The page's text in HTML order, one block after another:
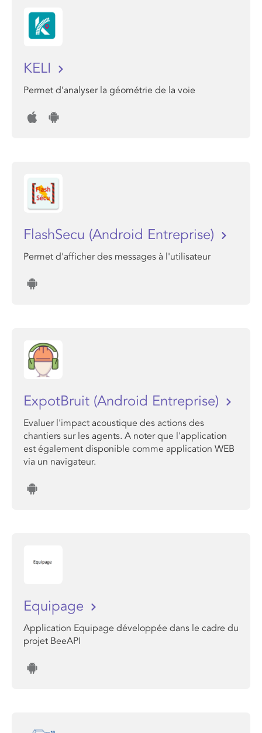
KELI
Permet d’analyser la géométrie de la voie
FlashSecu (Android Entreprise)
Permet d'afficher des messages à l'utilisateur
ExpotBruit (Android Entreprise)
Evaluer l'impact acoustique des actions des
chantiers sur les agents. A noter que l'application
est également disponible comme application WEB
via un navigateur.
Equipage
Application Equipage développée dans le cadre du
projet BeeAPI